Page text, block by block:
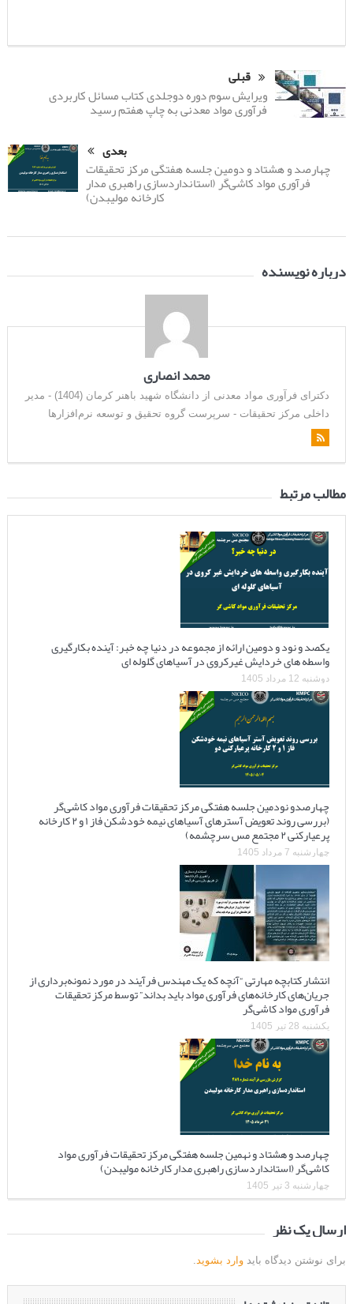
قبلی
ویرایش سوم دوره دوجلدی کتاب مسائل کاربردی
فرآوری مواد معدنی به چاپ هفتم رسید
بعدی
چهارصد و هشتاد و دومین جلسه هفتگی مرکز تحقیقات
فرآوری مواد کاشی‌گر (استانداردسازی راهبری مدار
کارخانه مولیبدن)
درباره نویسنده
محمد انصاری
دکترای فرآوری مواد معدنی از دانشگاه شهید باهنر کرمان (1404) - مدیر
داخلی مرکز تحقیقات - سرپرست گروه تحقیق و توسعه نرم‌افزارها
مطالب مرتبط
یکصد و نود و دومین ارائه از مجموعه در دنیا چه خبر: آینده بکارگیری
واسطه های خردایش غیرکروی در آسیاهای گلوله ای
دوشنبه 12 مرداد 1405
چهارصدو نودمین جلسه هفتگی مرکز تحقیقات فرآوری مواد کاشی‌گر
(بررسی روند تعویض آسترهای آسیاهای نیمه خودشکن فاز ۱ و ۲ کارخانه
پرعیارکنی ۲ مجتمع مس سرچشمه)
چهارشنبه 7 مرداد 1405
انتشار کتابچه مهارتی “آنچه که یک مهندس فرآیند در مورد نمونه‌برداری از
جریان‌های کارخانه‌های فرآوری مواد باید بداند” توسط مرکز تحقیقات
فرآوری مواد کاشی‌گر
یکشنبه 28 تیر 1405
چهارصد و هشتاد و نهمین جلسه هفتگی مرکز تحقیقات فرآوری مواد
کاشی‌گر (استانداردسازی راهبری مدار کارخانه مولیبدن)
چهارشنبه 3 تیر 1405
ارسال یک نظر
برای نوشتن دیدگاه باید وارد بشوید.